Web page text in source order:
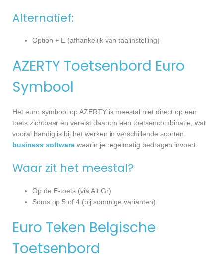
Alternatief:
Option + E (afhankelijk van taalinstelling)
AZERTY Toetsenbord Euro
Symbool
Het euro symbool op AZERTY is meestal niet direct op een
toets zichtbaar en vereist daarom een toetsencombinatie, wat
vooral handig is bij het werken in verschillende soorten
business software waarin je regelmatig bedragen invoert.
Waar zit het meestal?
Op de E-toets (via Alt Gr)
Soms op 5 of 4 (bij sommige varianten)
Euro Teken Belgische
Toetsenbord